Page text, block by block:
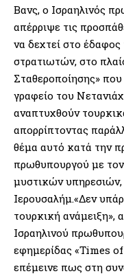
Βανς, ο Ισραηλινός
απέρριψε τις
να δεχτεί στο
στρατιωτών, στο
Σταθεροποίησης»
γραφείο του
αναπτυχθούν
απορρίπτοντας
θέμα αυτό κατά την
πρωθυπουργού με
μυστικών
Ιερουσαλήμ.«Δεν
τουρκική ανάμειξη»,
Ισραηλινού
εφημερίδας «Times
επέμεινε πως στη